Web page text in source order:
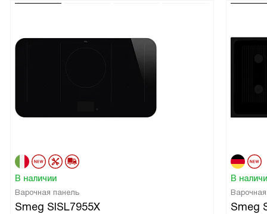
В наличии
Варочная панель
Smeg SISL7955X
В
Smeg